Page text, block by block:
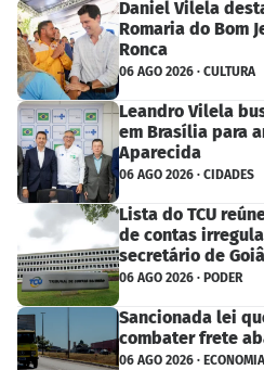
Daniel Vilela
Romaria do Bom
Ronca
06 AGO 2026 · CULTURA
Leandro Vilela
em Brasília para
Aparecida
06 AGO 2026 · CIDADES
Lista do TCU
de contas
secretário de
06 AGO 2026 · PODER
Sancionada lei
combater frete
06 AGO 2026 · ECONOMIA